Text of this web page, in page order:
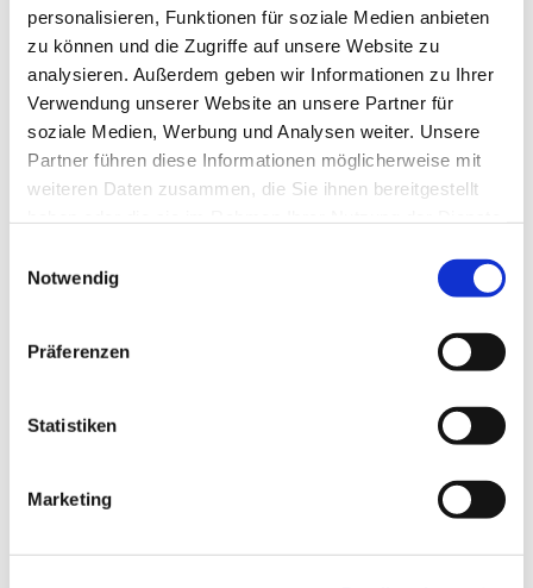
personalisieren, Funktionen für soziale Medien anbieten
zu können und die Zugriffe auf unsere Website zu
analysieren. Außerdem geben wir Informationen zu Ihrer
Verwendung unserer Website an unsere Partner für
soziale Medien, Werbung und Analysen weiter. Unsere
Partner führen diese Informationen möglicherweise mit
weiteren Daten zusammen, die Sie ihnen bereitgestellt
Notwendig
Präferenzen
Statistiken
Marketing
Prof. Martin Drazek
Prorektor (Fachbereich Popular)
T +49 2302 28222-84
Mail